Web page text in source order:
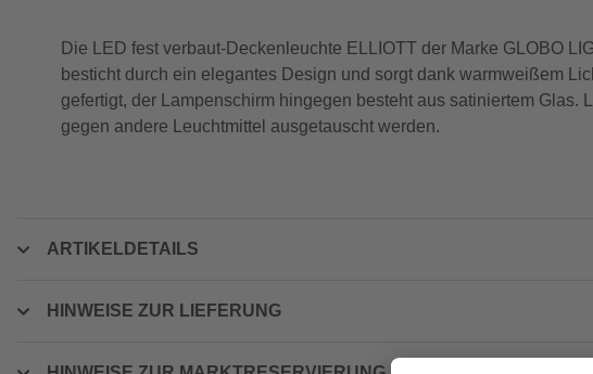
Die LED fest verbaut-Deckenleuchte ELLIOTT der Marke GLOBO
besticht durch ein elegantes Design und sorgt dank warmweißem
gefertigt, der Lampenschirm hingegen besteht aus satiniertem
gegen andere Leuchtmittel ausgetauscht werden.
ARTIKELDETAILS
HINWEISE ZUR LIEFERUNG